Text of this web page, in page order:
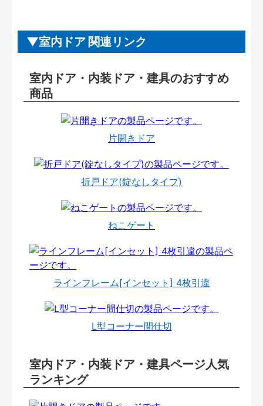
室内ドア 関連リンク
室内ドア・内装ドア・建具のおすすめ
商品
片開きドア
折戸ドア(錠なしタイプ)
ねこゲート
ラインフレーム[インセット] 4枚引違
L型コーナー間仕切
室内ドア・内装ドア・建具ページ人気
ランキング